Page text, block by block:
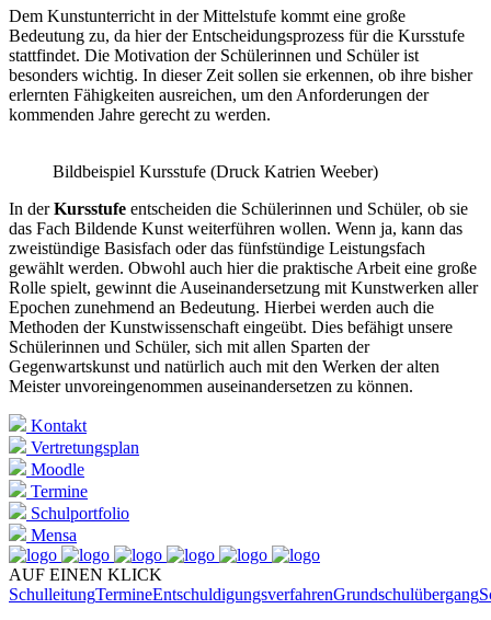
Dem Kunstunterricht in der Mittelstufe kommt eine große
Bedeutung zu, da hier der Entscheidungsprozess für die Kursstufe
stattfindet. Die Motivation der Schülerinnen und Schüler ist
besonders wichtig. In dieser Zeit sollen sie erkennen, ob ihre bisher
erlernten Fähigkeiten ausreichen, um den Anforderungen der
kommenden Jahre gerecht zu werden.
Bildbeispiel Kursstufe (Druck Katrien Weeber)
In derKursstufe entscheiden die Schülerinnen und Schüler, ob sie
das Fach Bildende Kunst weiterführen wollen. Wenn ja, kann das
zweistündige Basisfach oder das fünfstündige Leistungsfach
gewählt werden. Obwohl auch hier die praktische Arbeit eine große
Rolle spielt, gewinnt die Auseinandersetzung mit Kunstwerken aller
Epochen zunehmend an Bedeutung. Hierbei werden auch die
Methoden der Kunstwissenschaft eingeübt. Dies befähigt unsere
Schülerinnen und Schüler, sich mit allen Sparten der
Gegenwartskunst und natürlich auch mit den Werken der alten
Meister unvoreingenommen auseinandersetzen zu können.
Kontakt
Vertretungsplan
Moodle
Termine
Schulportfolio
Mensa
AUF EINEN KLICK
SchulleitungTermineEntschuldigungsverfahrenGrundschulübergang